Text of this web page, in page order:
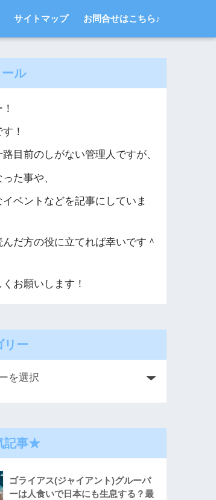
サイトマップ お問合せはこちら♪
ル
！
目前のしがない管理人ですが、
た事や、
ベントなどを記事にしていま
だ方の役に立てれば幸いです＾
お願いします！
リー
記事★
ゴライアス(ジャイアント)グルーパ
ーは人食いで日本にも生息する？最